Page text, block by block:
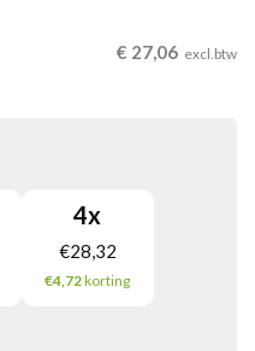
€ 27,06 excl.btw
4x
€28,32
€4,72korting